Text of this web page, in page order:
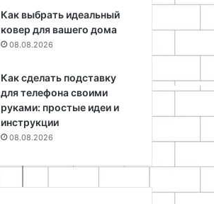
Как выбрать идеальный
ковер для вашего дома
08.08.2026
Как сделать подставку
для телефона своими
руками: простые идеи и
инструкции
08.08.2026